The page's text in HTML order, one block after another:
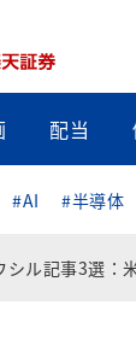
配当
#AI #半導体
事3選：米国・日本株。